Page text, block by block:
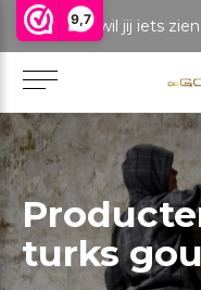
9,7
turks